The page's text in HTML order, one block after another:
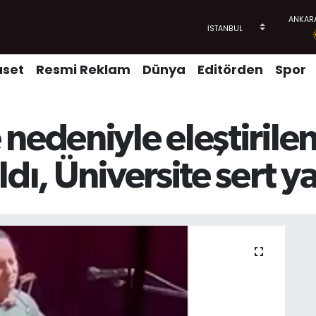
Resmi Reklam Dünya Editörden Spor
nedeniyle
Üniversite sert